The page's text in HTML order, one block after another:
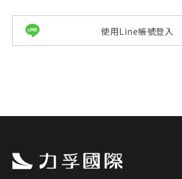
使用Line帳號登入